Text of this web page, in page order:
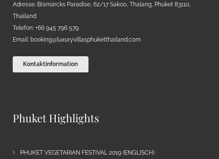
Adresse: Bismarcks Paradise, 62/17 Sakoo, Thalang, Phuket 83110,
Thailand
Telefon: +66 945 796 579
Email: booking@luxuryvillasphuketthailand.com
Kontaktinformation
Phuket Highlights
PHUKET VEGETARIAN FESTIVAL 2019 (ENGLISCH)